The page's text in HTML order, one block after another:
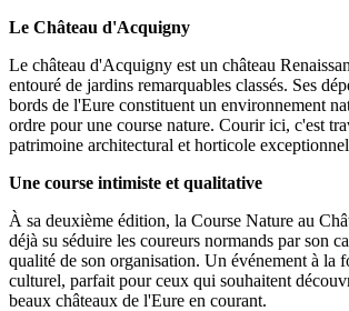
Le Château d'Acquigny
Le château d'Acquigny est un château
entouré de jardins remarquables classés. Ses
bords de l'Eure constituent un environnement
ordre pour une course nature. Courir ici, c'est
patrimoine architectural et horticole
Une course intimiste et qualitative
À sa deuxième édition, la Course Nature au
déjà su séduire les coureurs normands par son
qualité de son organisation. Un événement à la
culturel, parfait pour ceux qui souhaitent
beaux châteaux de l'Eure en courant.